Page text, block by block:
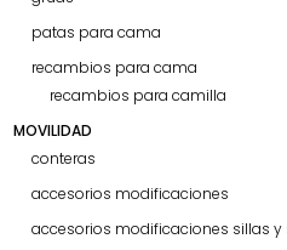
patas para cama
recambios para cama
recambios para camilla
MOVILIDAD
conteras
accesorios modificaciones
accesorios modificaciones sillas y